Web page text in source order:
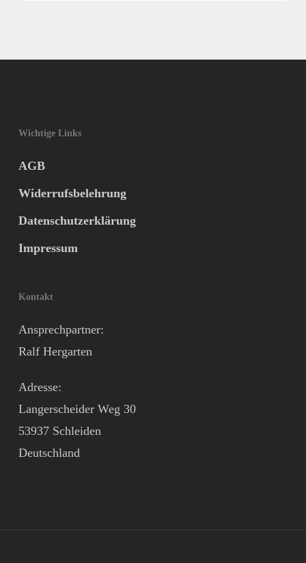
Wichtige Links
AGB
Widerrufsbelehrung
Datenschutzerklärung
Impressum
Kontakt
Ansprechpartner:
Ralf Hergarten
Adresse:
Langerscheider Weg 30
53937 Schleiden
Deutschland